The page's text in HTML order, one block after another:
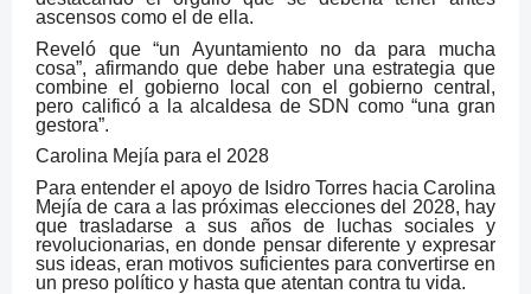
ascensos como el de ella.
Reveló que “un Ayuntamiento no da para mucha
cosa”, afirmando que debe haber una estrategia que
combine el gobierno local con el gobierno central,
pero calificó a la alcaldesa de SDN como “una gran
gestora”.
Carolina Mejía para el 2028
Para entender el apoyo de Isidro Torres hacia Carolina
Mejía de cara a las próximas elecciones del 2028, hay
que trasladarse a sus años de luchas sociales y
revolucionarias, en donde pensar diferente y expresar
sus ideas, eran motivos suficientes para convertirse en
un preso político y hasta que atentan contra tu vida.